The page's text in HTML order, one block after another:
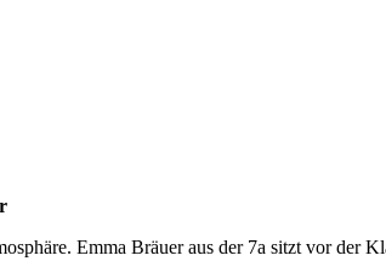
Emma Bräuer aus der 7a sitzt vor der